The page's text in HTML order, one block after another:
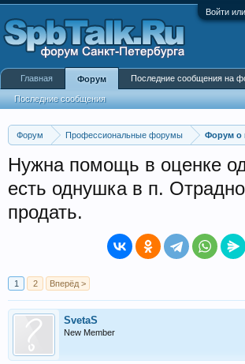
Войти
Форум Профессиональные форумы Форум о
Нужна помощь в оценке
есть однушка в п.
продать.
1 2 Вперёд >
SvetaS
New Member
Главная Форум
Последние сообщения
Последние сообщения на